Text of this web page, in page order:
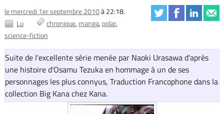
le mercredi 1er septembre 2010à 22:18.
Lu
chronique manga polar
science-fiction
Suite de l'excellente série menée par Naoki Urasawa d'après
une histoire d'Osamu Tezuka en hommage à un de ses
personnages les plus connyus, Traduction Francophone dans la
collection Big Kana chez Kana.